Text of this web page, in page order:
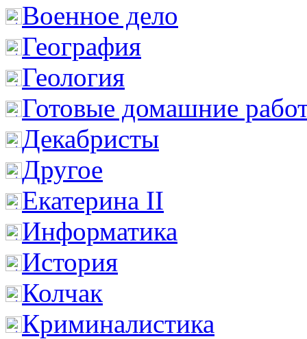
Военное дело
География
Геология
Готовые домашние
Декабристы
Другое
Екатерина II
Информатика
История
Колчак
Криминалистика